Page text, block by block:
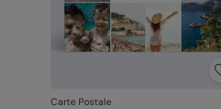
Carte Postale